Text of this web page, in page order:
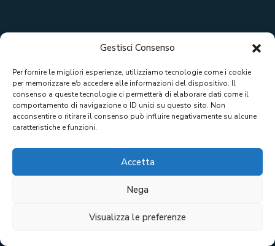
Gestisci Consenso
Per fornire le migliori esperienze, utilizziamo tecnologie come i cookie
per memorizzare e/o accedere alle informazioni del dispositivo. Il
consenso a queste tecnologie ci permetterà di elaborare dati come il
comportamento di navigazione o ID unici su questo sito. Non
acconsentire o ritirare il consenso può influire negativamente su alcune
caratteristiche e funzioni.
Accetta
Nega
Visualizza le preferenze